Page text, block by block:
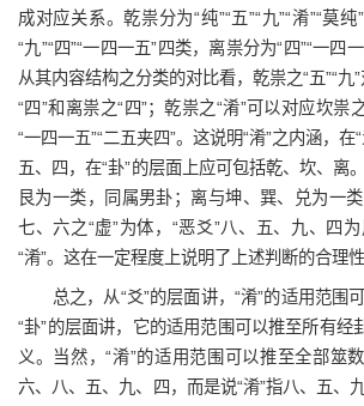
成对应关系。乾祟分为“纯”“五”“九”“淆”“莫
“九”“四”“一四一五”四类，离祟分为“四”“一四
从其内容结构之分类的对比看，乾祟之“五”“九”
“四”和离祟之“四”；乾祟之“淆”可以对应坎祟
“一四一五”“二五夹四”。这说明“淆”之内涵，
五、四，在“卦”的层面上应可包括乾、坎、离
艮为一类，同属男卦；离与坤、巽、兑为一
七、六之“虚”为体，“恶爻”八、五、九、四
“淆”。这在一定程度上说明了上述判断的合理性
总之，从“爻”的层面讲，“淆”的适用范围
“卦”的层面讲，它的适用范围可以推至所有经
义。当然，“淆”的适用范围可以推至全部筮数
六、八、五、九、四，而是说“淆”指八、五、